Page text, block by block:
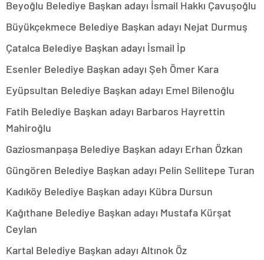
Beyoğlu Belediye Başkan adayı İsmail Hakkı Çavuşoğlu
Büyükçekmece Belediye Başkan adayı Nejat Durmuş
Çatalca Belediye Başkan adayı İsmail İp
Esenler Belediye Başkan adayı Şeh Ömer Kara
Eyüpsultan Belediye Başkan adayı Emel Bilenoğlu
Fatih Belediye Başkan adayı Barbaros Hayrettin
Mahiroğlu
Gaziosmanpaşa Belediye Başkan adayı Erhan Özkan
Güngören Belediye Başkan adayı Pelin Sellitepe Turan
Kadıköy Belediye Başkan adayı Kübra Dursun
Kağıthane Belediye Başkan adayı Mustafa Kürşat
Ceylan
Kartal Belediye Başkan adayı Altınok Öz